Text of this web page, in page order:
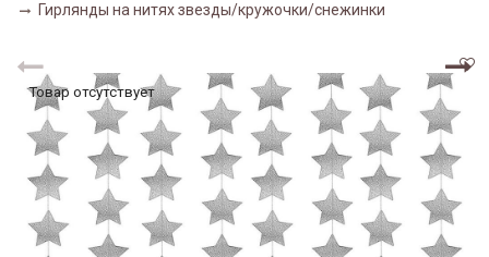
Гирлянды на нитях звезды/кружочки/снежинки
Товар отсутствует